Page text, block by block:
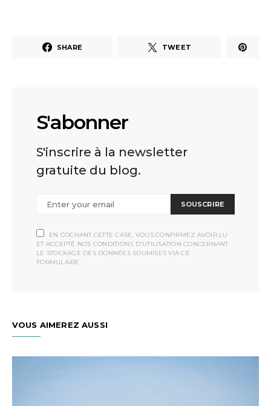
SHARE TWEET
S'abonner
S'inscrire à la newsletter
gratuite du blog.
SOUSCRIRE
EN COCHANT CETTE CASE, VOUS CONFIRMEZ AVOIR LU
ET ACCEPTÉ NOS CONDITIONS D'UTILISATION CONCERNANT
LE STOCKAGE DES DONNÉES SOUMISES VIA CE
FORMULAIRE.
VOUS AIMEREZ AUSSI